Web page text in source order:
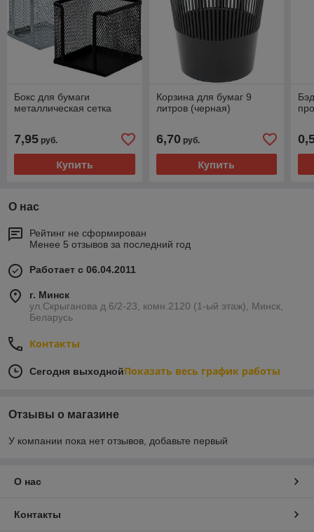
Бокс для бумаги
металлическая сетка
7,95 руб.
Купить
Корзина для бумаг 9
литров (черная)
6,70руб.
Купить
О нас
Рейтинг не сформирован
Менее 5 отзывов за последний год
Работает с 06.04.2011
г. Минск
ул.Скрыганова д.6/2-23, комн.2120 (1-ый этаж), Минск,
Беларусь
Контакты
Сегодня выходнойПоказать весь график работы
Отзывы о магазине
У компании пока нет отзывов, добавьте первый
О нас
Контакты